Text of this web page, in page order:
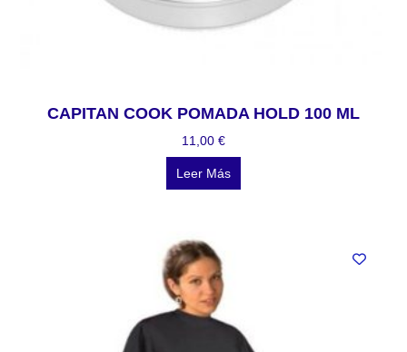
CAPITAN COOK POMADA HOLD 100 ML
11,00 €
Leer Más